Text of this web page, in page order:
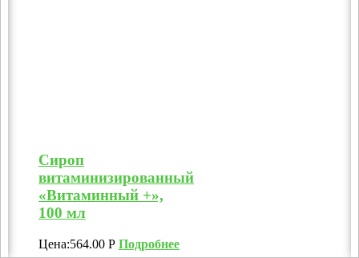
Сироп
витаминизированный
«Витаминный +»,
100 мл
Цена:564.00 Р Подробнее